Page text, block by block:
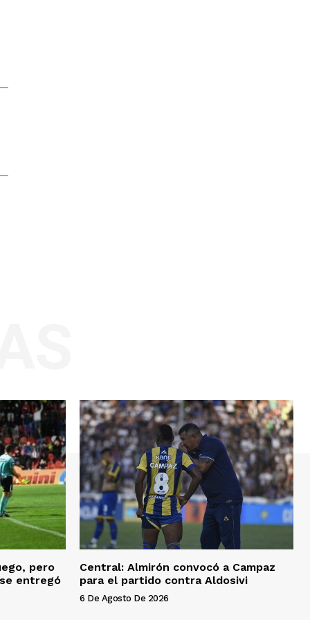
pero
entregó
Central: Almirón convocó a Campaz
para el partido contra Aldosivi
6 De Agosto De 2026